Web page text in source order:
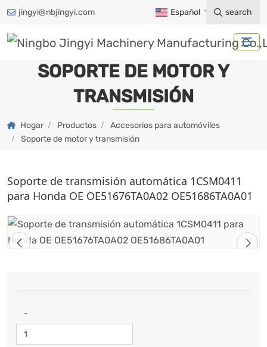
jingyi@nbjingyi.com Español search
SOPORTE DE MOTOR Y
TRANSMISIÓN
Hogar Productos
Accesorios para automóviles
Soporte de motor y transmisión
Soporte de transmisión automática 1CSM0411
para Honda OE OE51676TA0A02 OE51686TA0A01
-